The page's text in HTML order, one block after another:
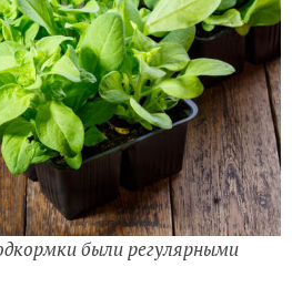
были регулярными